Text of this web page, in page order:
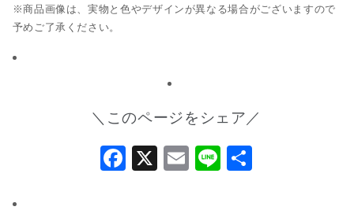
※商品画像は、実物と色やデザインが異なる場合がございますので
予めご了承ください。
＼このページをシェア／
Facebook
X Email
Line